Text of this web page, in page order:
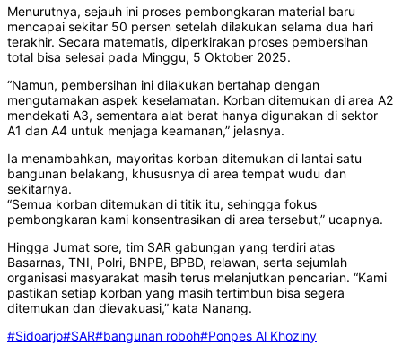
Menurutnya, sejauh ini proses pembongkaran material baru
mencapai sekitar 50 persen setelah dilakukan selama dua hari
terakhir. Secara matematis, diperkirakan proses pembersihan
total bisa selesai pada Minggu, 5 Oktober 2025.
“Namun, pembersihan ini dilakukan bertahap dengan
mengutamakan aspek keselamatan. Korban ditemukan di area A2
mendekati A3, sementara alat berat hanya digunakan di sektor
A1 dan A4 untuk menjaga keamanan,” jelasnya.
Ia menambahkan, mayoritas korban ditemukan di lantai satu
bangunan belakang, khususnya di area tempat wudu dan
sekitarnya.
“Semua korban ditemukan di titik itu, sehingga fokus
pembongkaran kami konsentrasikan di area tersebut,” ucapnya.
Hingga Jumat sore, tim SAR gabungan yang terdiri atas
Basarnas, TNI, Polri, BNPB, BPBD, relawan, serta sejumlah
organisasi masyarakat masih terus melanjutkan pencarian. “Kami
pastikan setiap korban yang masih tertimbun bisa segera
ditemukan dan dievakuasi,” kata Nanang.
#Sidoarjo#SAR#bangunan roboh#Ponpes Al Khoziny